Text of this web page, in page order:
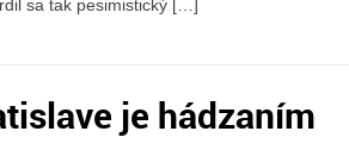
sa tak pesimistický […]
je hádzaním